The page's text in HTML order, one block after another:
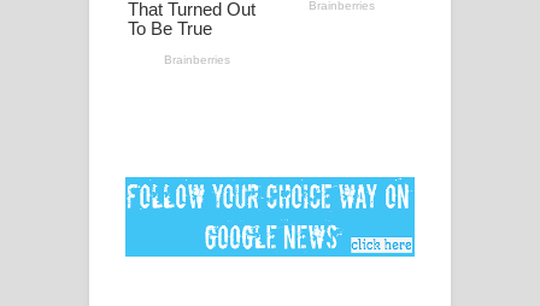
අම්මා ගීතයේ පද පෙළ
Gemak Deela Song Lyrics - ගේමක් දීලා